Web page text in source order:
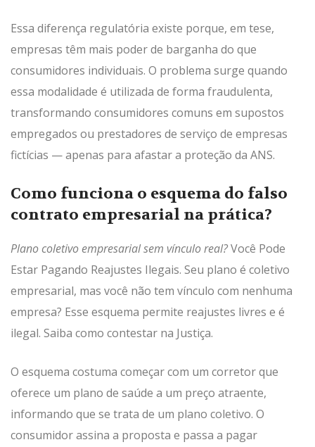
Essa diferença regulatória existe porque, em tese,
empresas têm mais poder de barganha do que
consumidores individuais. O problema surge quando
essa modalidade é utilizada de forma fraudulenta,
transformando consumidores comuns em supostos
empregados ou prestadores de serviço de empresas
fictícias — apenas para afastar a proteção da ANS.
Como funciona o esquema do falso
contrato empresarial na prática?
Plano coletivo empresarial sem vínculo real?Você Pode
Estar Pagando Reajustes Ilegais. Seu plano é coletivo
empresarial, mas você não tem vínculo com nenhuma
empresa? Esse esquema permite reajustes livres e é
ilegal. Saiba como contestar na Justiça.
O esquema costuma começar com um corretor que
oferece um plano de saúde a um preço atraente,
informando que se trata de um plano coletivo. O
consumidor assina a proposta e passa a pagar